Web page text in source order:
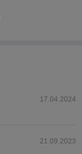
17.04.2024
21.09.2023